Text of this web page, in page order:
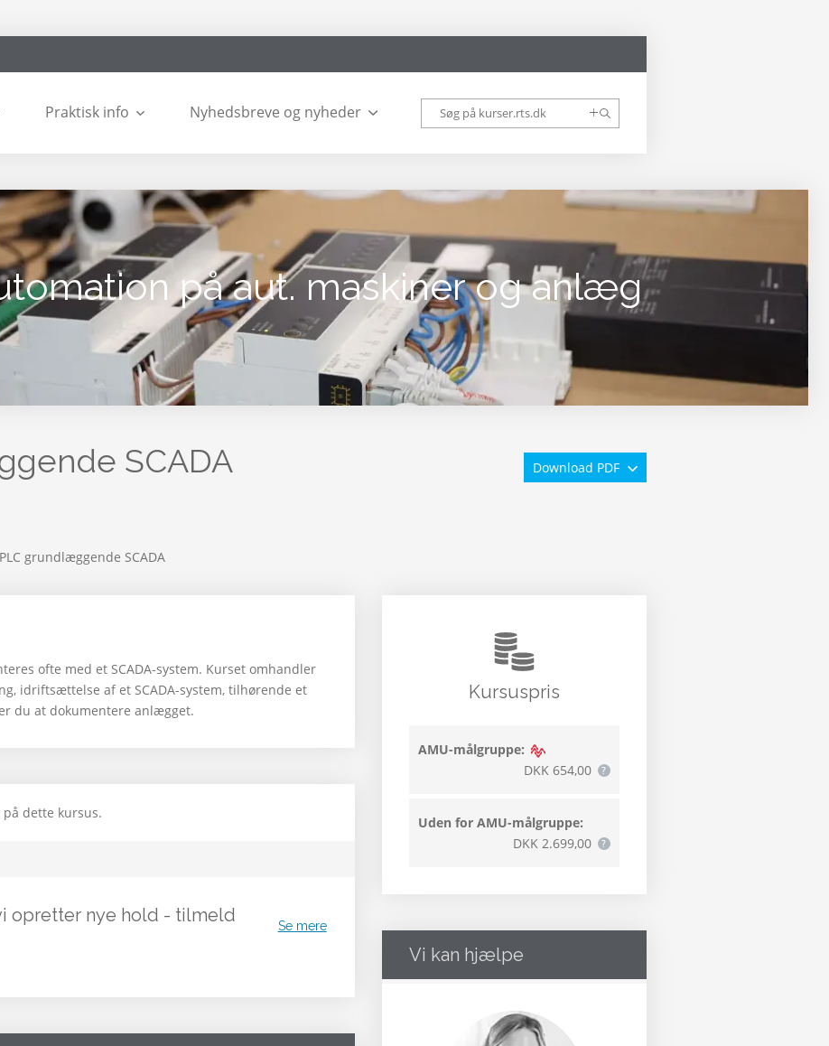
Praktisk info Nyhedsbreve og nyheder
på aut. maskiner og anlæg
SCADA Download PDF
PLC grundlæggende SCADA
ofte med et SCADA-system. Kurset omhandler
idriftsættelse af et SCADA-system, tilhørende et
du at dokumentere anlægget.
dette kursus.
opretter nye hold - tilmeld
Se mere
Kursuspris
AMU-målgruppe:
DKK 654,00
Uden for AMU-målgruppe:
DKK 2.699,00
Vi kan hjælpe